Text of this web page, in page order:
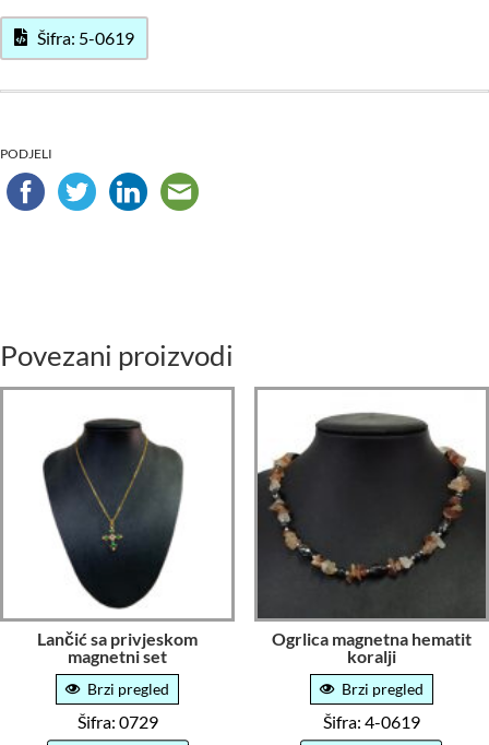
Šifra: 5-0619
PODJELI
Povezani proizvodi
Lančić sa privjeskom
magnetni set
Brzi pregled
Šifra: 0729
Ogrlica magnetna hematit
koralji
Brzi pregled
Šifra: 4-0619